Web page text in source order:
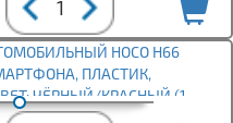
HOCO H66
ПЛАСТИК,
ЧЁРНЫЙ/КРАСНЫЙ (1